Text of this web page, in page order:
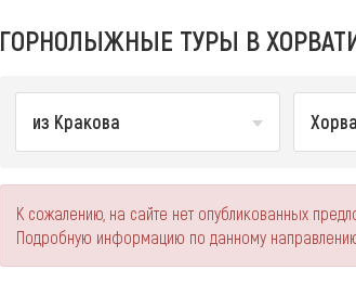
ГОРНОЛЫЖНЫЕ ТУРЫ В
из Кракова
К сожалению, на сайте нет опубликованных
Подробную информацию по данному